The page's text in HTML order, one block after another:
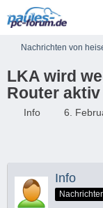
Nachrichten von
LKA wird
Router aktiv
Info 6.
Info